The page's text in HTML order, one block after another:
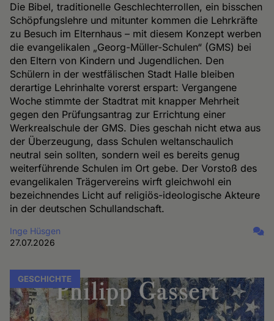
Die Bibel, traditionelle Geschlechterrollen, ein bisschen
Schöpfungslehre und mitunter kommen die Lehrkräfte
zu Besuch im Elternhaus – mit diesem Konzept werben
die evangelikalen „Georg-Müller-Schulen“ (GMS) bei
den Eltern von Kindern und Jugendlichen. Den
Schülern in der westfälischen Stadt Halle bleiben
derartige Lehrinhalte vorerst erspart: Vergangene
Woche stimmte der Stadtrat mit knapper Mehrheit
gegen den Prüfungsantrag zur Errichtung einer
Werkrealschule der GMS. Dies geschah nicht etwa aus
der Überzeugung, dass Schulen weltanschaulich
neutral sein sollten, sondern weil es bereits genug
weiterführende Schulen im Ort gebe. Der Vorstoß des
evangelikalen Trägervereins wirft gleichwohl ein
bezeichnendes Licht auf religiös-ideologische Akteure
in der deutschen Schullandschaft.
Inge Hüsgen
27.07.2026
GESCHICHTE